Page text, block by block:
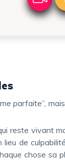
de
chose sa